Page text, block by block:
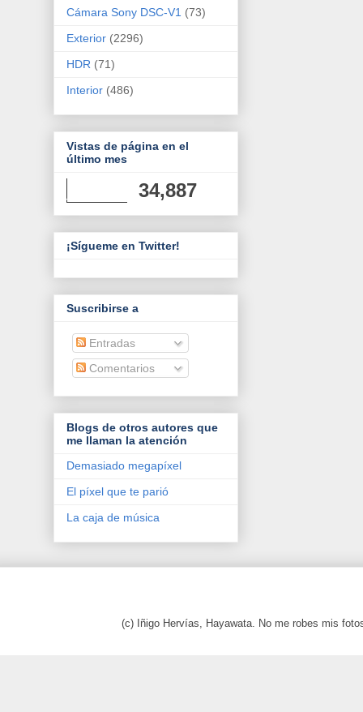
Cámara Sony DSC-V1 (73)
Exterior (2296)
HDR (71)
Interior (486)
Vistas de página en el
último mes
34,887
¡Sígueme en Twitter!
Suscribirse a
Entradas
Comentarios
Blogs de otros autores que
me llaman la atención
Demasiado megapíxel
El píxel que te parió
La caja de música
(c) Iñigo Hervías, Hayawata. No me robes mis